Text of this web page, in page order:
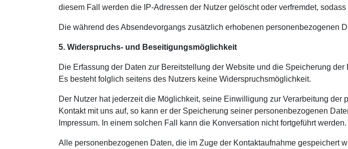
diesem Fall werden die IP-Adressen der Nutzer gelöscht oder verfremdet,
Die während des Absendevorgangs zusätzlich erhobenen personenbezogenen
5. Widerspruchs- und Beseitigungsmöglichkeit
Die Erfassung der Daten zur Bereitstellung der Website und die Speicherung
Es besteht folglich seitens des Nutzers keine Widerspruchsmöglichkeit.
Der Nutzer hat jederzeit die Möglichkeit, seine Einwilligung zur Verarbeitung der
Kontakt mit uns auf, so kann er der Speicherung seiner personenbezogenen
Impressum. In einem solchen Fall kann die Konversation nicht fortgeführt werden.
Alle personenbezogenen Daten, die im Zuge der Kontaktaufnahme gespeichert